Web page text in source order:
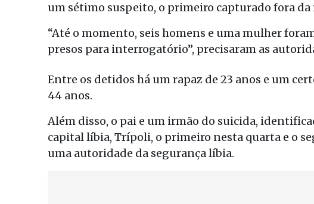
um sétimo suspeito, o primeiro capturado fora da
“Até o momento, seis homens e uma mulher
presos para interrogatório”, precisaram as
Entre os detidos há um rapaz de 23 anos e um
44 anos.
Além disso, o pai e um irmão do suicida,
capital líbia, Trípoli, o primeiro nesta quarta e o
uma autoridade da segurança líbia.